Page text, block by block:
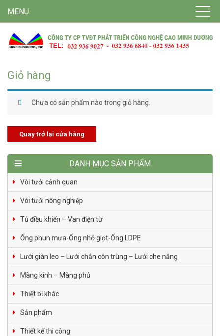
MENU
Giỏ hàng
Chưa có sản phẩm nào trong giỏ hàng.
Quay trở lại cửa hàng
DANH MỤC SẢN PHẨM
Vòi tưới cảnh quan
Vòi tưới nông nghiệp
Tủ điều khiển – Van điện từ
Ống phun mưa-Ống nhỏ giọt-Ống LDPE
Lưới giàn leo – Lưới chắn côn trùng – Lưới che nắng
Màng kính – Màng phủ
Thiết bị khác
Sản phẩm
Thiết kế thi công